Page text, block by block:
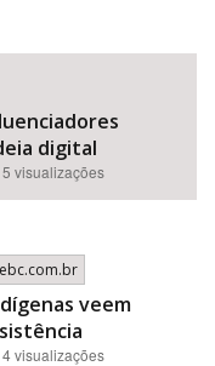
BUSCAR
digital
visualizações
veem
visualizações